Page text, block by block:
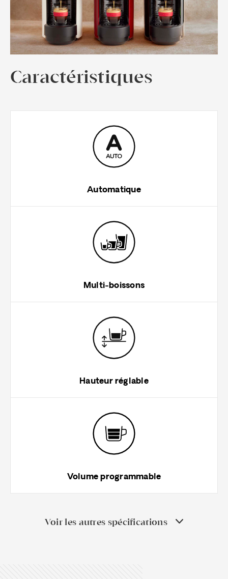
Caractéristiques
Automatique
Multi-boissons
Hauteur réglable
Volume programmable
Voir les autres spécifications